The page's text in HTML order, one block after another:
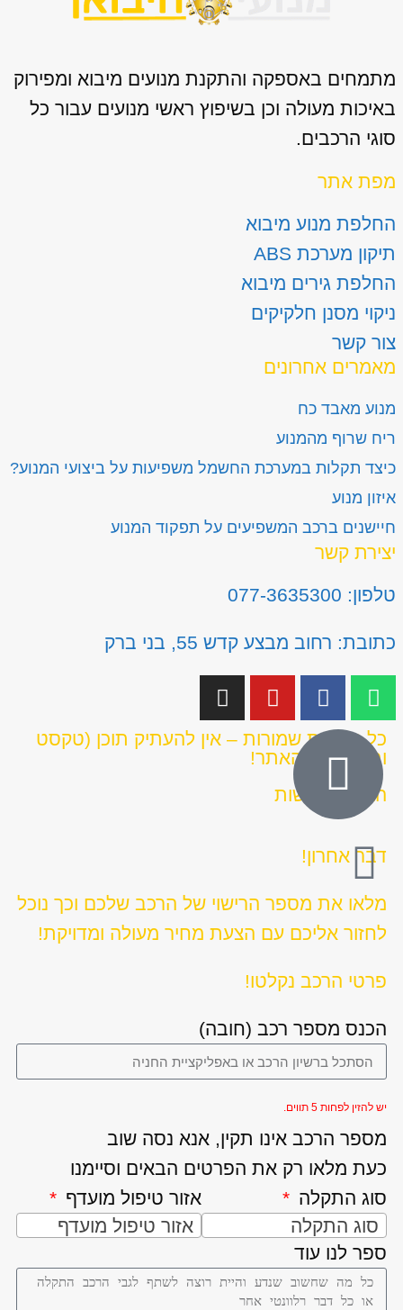
מתמחים באספקה והתקנת מנועים מיבוא ומפירוק
באיכות מעולה וכן בשיפוץ ראשי מנועים עבור כל
סוגי הרכבים.
מפת אתר
החלפת מנוע מיבוא
תיקון מערכת ABS
החלפת גירים מיבוא
ניקוי מסנן חלקיקים
צור קשר
מאמרים אחרונים
מנוע מאבד כח
ריח שרוף מהמנוע
כיצד תקלות במערכת החשמל משפיעות על ביצועי המנוע?
איזון מנוע
חיישנים ברכב המשפיעים על תפקוד המנוע
יצירת קשר
טלפון: 077-3635300
כתובת: רחוב מבצע קדש 55, בני ברק
כל הזכויות שמורות – אין להעתיק תוכן (טקסט
ותמונות) מהאתר!
הצהרת נגישות
דבר אחרון!
מלאו את מספר הרישוי של הרכב שלכם וכך נוכל
לחזור אליכם עם הצעת מחיר מעולה ומדויקת!
פרטי הרכב נקלטו!
הכנס מספר רכב (חובה)
יש להזין לפחות 5 תווים.
מספר הרכב אינו תקין, אנא נסה שוב
כעת מלאו רק את הפרטים הבאים וסיימנו
סוג התקלה
סוג התקלה
אזור טיפול מועדף
אזור טיפול מועדף
ספר לנו עוד